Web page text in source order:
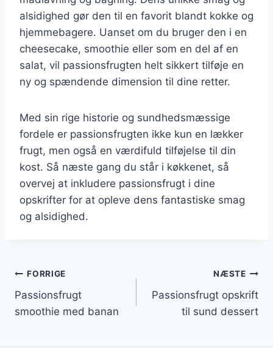
alsidighed gør den til en favorit blandt kokke og
hjemmebagere. Uanset om du bruger den i en
cheesecake, smoothie eller som en del af en
salat, vil passionsfrugten helt sikkert tilføje en
ny og spændende dimension til dine retter.
Med sin rige historie og sundhedsmæssige
fordele er passionsfrugten ikke kun en lækker
frugt, men også en værdifuld tilføjelse til din
kost. Så næste gang du står i køkkenet, så
overvej at inkludere passionsfrugt i dine
opskrifter for at opleve dens fantastiske smag
og alsidighed.
Indlægsnavigation
FORRIGE
Passionsfrugt
smoothie med banan
NÆSTE
Passionsfrugt opskrift
til sund dessert